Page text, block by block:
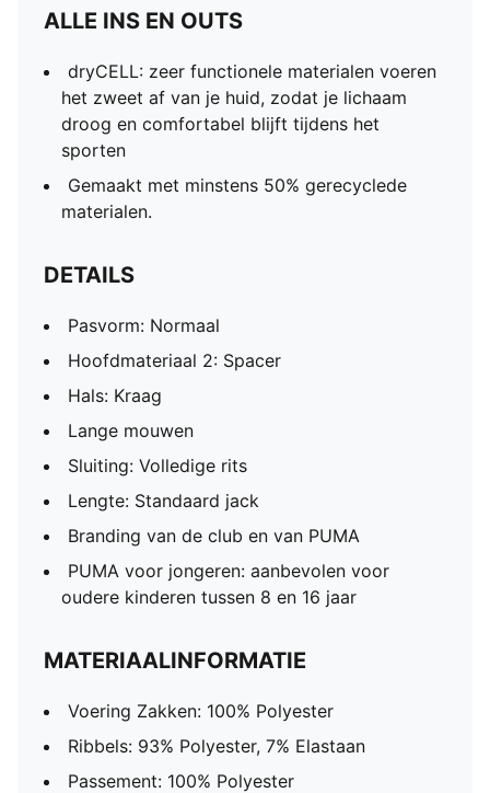
ALLE INS EN OUTS
dryCELL: zeer functionele materialen voeren
het zweet af van je huid, zodat je lichaam
droog en comfortabel blijft tijdens het
sporten
Gemaakt met minstens 50% gerecyclede
materialen.
DETAILS
Pasvorm: Normaal
Hoofdmateriaal 2: Spacer
Hals: Kraag
Lange mouwen
Sluiting: Volledige rits
Lengte: Standaard jack
Branding van de club en van PUMA
PUMA voor jongeren: aanbevolen voor
oudere kinderen tussen 8 en 16 jaar
MATERIAALINFORMATIE
Voering Zakken: 100% Polyester
Ribbels: 93% Polyester, 7% Elastaan
Passement: 100% Polyester